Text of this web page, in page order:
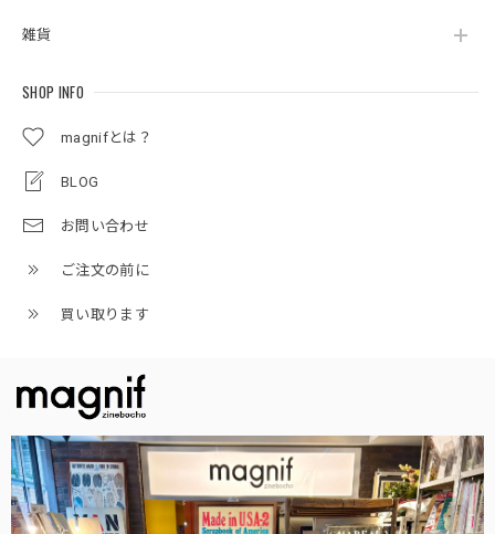
雑貨
SHOP INFO
magnifとは？
BLOG
お問い合わせ
ご注文の前に
買い取ります